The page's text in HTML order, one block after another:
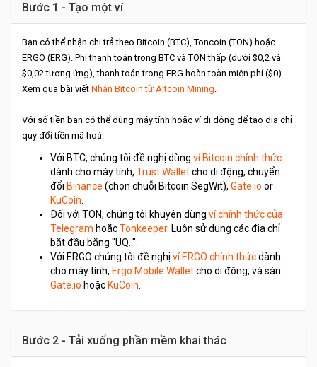
Bước 1 - Tạo một ví
Bạn có thể nhận chi trả theo Bitcoin (BTC), Toncoin (TON) hoặc
ERGO (ERG). Phí thanh toán trong BTC và TON thấp (dưới $0,2 và
$0,02 tương ứng), thanh toán trong ERG hoàn toàn miễn phí ($0).
Xem qua bài viết Nhận Bitcoin từ Altcoin Mining.
Với số tiền bạn có thể dùng máy tính hoặc ví di động để tạo địa chỉ
quy đổi tiền mã hoá.
Với BTC, chúng tôi đề nghị dùng ví Bitcoin chính thức
dành cho máy tính, Trust Walletcho di động, chuyển
đổi Binance (chọn chuỗi Bitcoin SegWit), Gate.io or
KuCoin
Đối với TON, chúng tôi khuyên dùng ví chính thức của
Telegram hoặcTonkeeper. Luôn sử dụng các địa chỉ
bắt đầu bằng "UQ..".
Với ERGO chúng tôi đề nghị ví ERGO chính thứcdành
cho máy tính, Ergo Mobile Walletcho di động, và sàn
Gate.io hoặc KuCoin
Bước 2 - Tải xuống phần mềm khai thác